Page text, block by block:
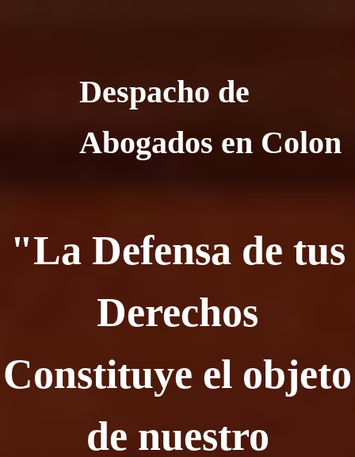
Despacho de
Abogados en Colon
"La Defensa de tus
Derechos
Constituye el objeto
de nuestro